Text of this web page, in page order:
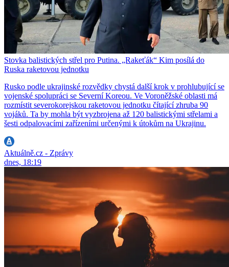
Stovka balistických střel pro Putina. „Rakeťák“ Kim posílá do
Ruska raketovou jednotku
Rusko podle ukrajinské rozvědky chystá další krok v prohlubující se
vojenské spolupráci se Severní Koreou. Ve Voroněžské oblasti má
rozmístit severokorejskou raketovou jednotku čítající zhruba 90
vojáků. Ta by mohla být vyzbrojena až 120 balistickými střelami a
šesti odpalovacími zařízeními určenými k útokům na Ukrajinu.
Aktuálně.cz - Zprávy
dnes, 18:19